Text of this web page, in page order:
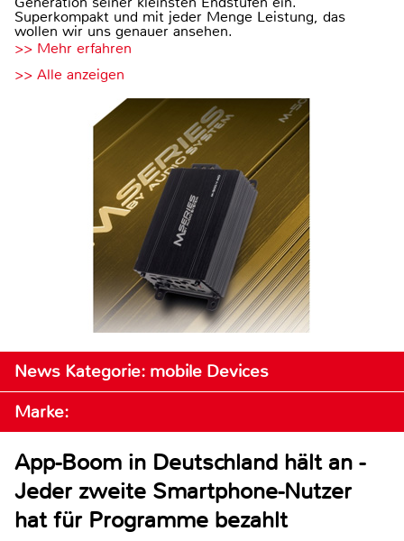
Superkompakt und mit jeder Menge Leistung, das
wollen wir uns genauer ansehen.
>> Mehr erfahren
>> Alle anzeigen
News Kategorie: mobile Devices
Marke:
App-Boom in Deutschland hält an -
Jeder zweite Smartphone-Nutzer
hat für Programme bezahlt